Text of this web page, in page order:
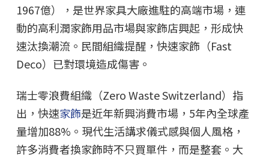
1967億），是世界家具大廠進駐的高端市場，連
動的高利潤家飾用品市場與家飾店興起，形成快
速汰換潮流。民間組織提醒，快速家飾（Fast
Deco）已對環境造成傷害。
瑞士零浪費組織（Zero Waste Switzerland）指
出，快速家飾是近年新興消費市場，5年內全球產
量增加88%。現代生活講求儀式感與個人風格，
許多消費者換家飾時不只買單件，而是整套。大